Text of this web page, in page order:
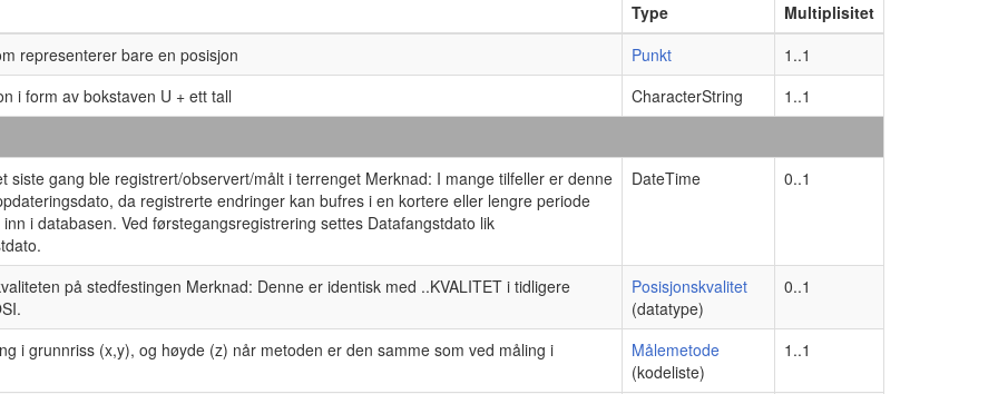
Type
Multiplisitet
representerer bare en posisjon
Punkt
1..1
i form av bokstaven U + ett tall
CharacterString 1..1
siste gang ble registrert/observert/målt i terrenget Merknad: I mange tilfeller er denne
da registrerte endringer kan bufres i en kortere eller lengre periode
i databasen. Ved førstegangsregistrering settes Datafangstdato lik
DateTime 0..1
på stedfestingen Merknad: Denne er identisk med ..KVALITET i tidligere
Posisjonskvalitet
(datatype)
0..1
i grunnriss (x,y), og høyde (z) når metoden er den samme som ved måling i
Målemetode
(kodeliste)
1..1